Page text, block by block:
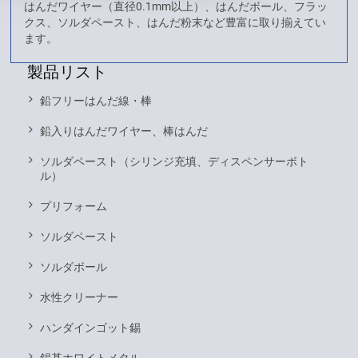
はんだワイヤー（直径0.1mm以上）、はんだボール、フラッ
クス、ソルダペースト、はんだ粉末など豊富に取り揃えてい
ます。
製品リスト
鉛フリーはんだ線・棒
鉛入りはんだワイヤー、棒はんだ
ソルダペースト（シリンジ充填、ディスペンサーボト
ル）
プリフォーム
ソルダペースト
ソルダボール
水性クリーナー
ハンダインゴット錫